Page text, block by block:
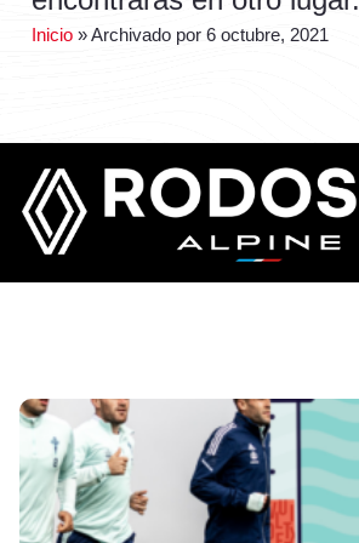
Inicio »Archivado por 6 octubre, 2021